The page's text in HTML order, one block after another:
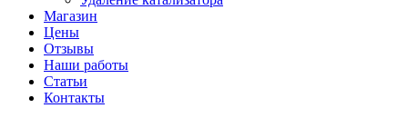
Магазин
Цены
Отзывы
Наши работы
Статьи
Контакты